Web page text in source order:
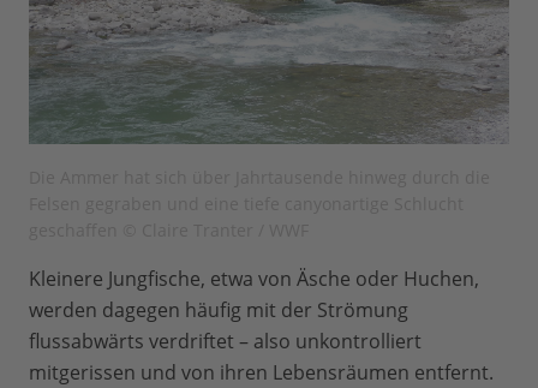
Kleinere Jungfische, etwa von Äsche oder Huchen,
werden dagegen häufig mit der Strömung
flussabwärts verdriftet – also unkontrolliert
mitgerissen und von ihren Lebensräumen entfernt.